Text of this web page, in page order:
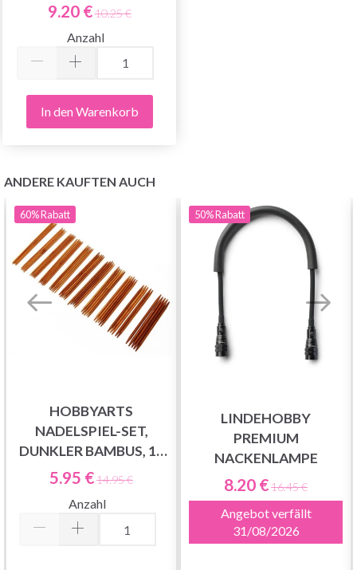
9.20 €10.25 €
Anzahl
In den Warenkorb
ANDERE KAUFTEN AUCH
60%Rabatt
HOBBYARTS
NADELSPIEL-SET,
DUNKLER BAMBUS, 15
GRÖSSEN, 20 CM
5.95 €14.95 €
Anzahl
50%Rabatt
LINDEHOBBY
PREMIUM
NACKENLAMPE
8.20 €16.45 €
Angebot verfällt
31/08/2026